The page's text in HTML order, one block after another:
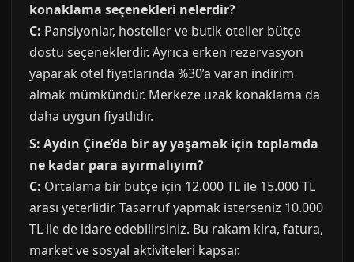
konaklama seçenekleri nelerdir?
C: Pansiyonlar, hosteller ve butik oteller bütçe
dostu seçeneklerdir. Ayrıca erken rezervasyon
yaparak otel fiyatlarında %30’a varan indirim
almak mümkündür. Merkeze uzak konaklama da
daha uygun fiyatlıdır.
S: Aydın Çine’da bir ay yaşamak için toplamda
ne kadar para ayırmalıyım?
C: Ortalama bir bütçe için 12.000 TL ile 15.000 TL
arası yeterlidir. Tasarruf yapmak isterseniz 10.000
TL ile de idare edebilirsiniz. Bu rakam kira, fatura,
market ve sosyal aktiviteleri kapsar.